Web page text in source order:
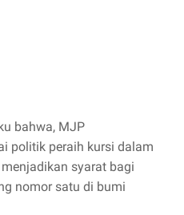
bahwa, MJP
politik peraih kursi dalam
syarat bagi
nomor satu di bumi